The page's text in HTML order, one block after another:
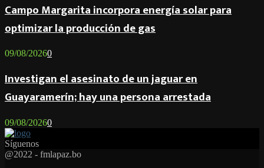
Campo Margarita incorpora energía solar para
optimizar la producción de gas
09/08/20260
Investigan el asesinato de un jaguar en
Guayaramerín; hay una persona arrestada
09/08/20260
Síguenos
Facebook
Twitter
Instagram
Youtube
Email
Twitch
Whatsapp
@2022 - fmlapaz.bo